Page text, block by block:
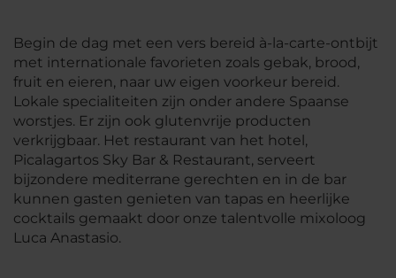
Begin de dag met een vers bereid à-la-carte-ontbijt
met internationale favorieten zoals gebak, brood,
fruit en eieren, naar uw eigen voorkeur bereid.
Lokale specialiteiten zijn onder andere Spaanse
worstjes. Er zijn ook glutenvrije producten
verkrijgbaar. Het restaurant van het hotel,
Picalagartos Sky Bar & Restaurant, serveert
bijzondere mediterrane gerechten en in de bar
kunnen gasten genieten van tapas en heerlijke
cocktails gemaakt door onze talentvolle mixoloog
Luca Anastasio.